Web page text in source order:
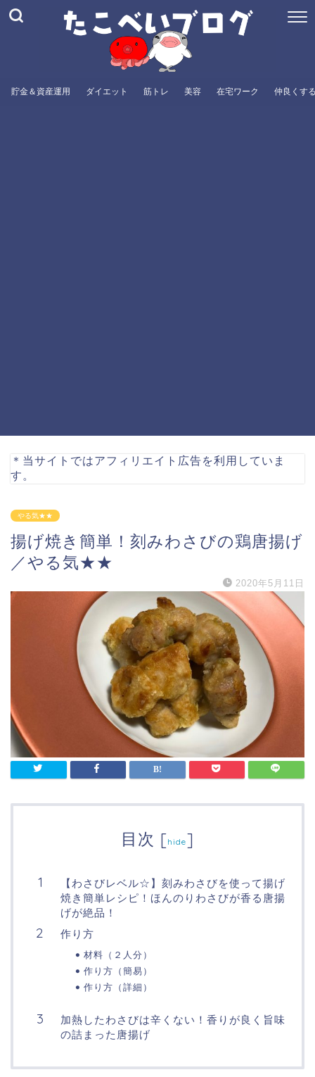
貯金＆資産運用 ダイエット 筋トレ 美容 在宅ワーク 仲良くす
＊当サイトではアフィリエイト広告を利用していま
す。
やる気★★
揚げ焼き簡単！刻みわさびの鶏唐揚げ
／やる気★★
2020年5月11日
目次 [hide]
【わさびレベル☆】刻みわさびを使って揚げ
焼き簡単レシピ！ほんのりわさびが香る唐揚
げが絶品！
作り方
材料（２人分）
作り方（簡易）
作り方（詳細）
加熱したわさびは辛くない！香りが良く旨味
の詰まった唐揚げ